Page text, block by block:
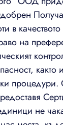
в
на
както
процедури.
не